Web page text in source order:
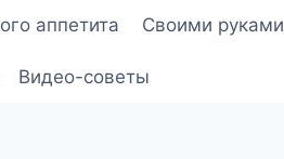
аппетита Своими руками
Видео-советы